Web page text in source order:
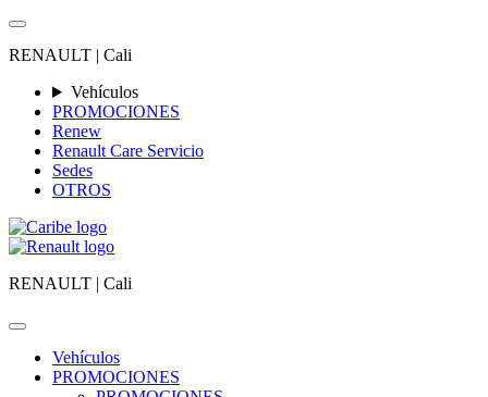
RENAULT | Cali
Vehículos
PROMOCIONES
Renew
Renault Care Servicio
Sedes
OTROS
RENAULT | Cali
Vehículos
PROMOCIONES